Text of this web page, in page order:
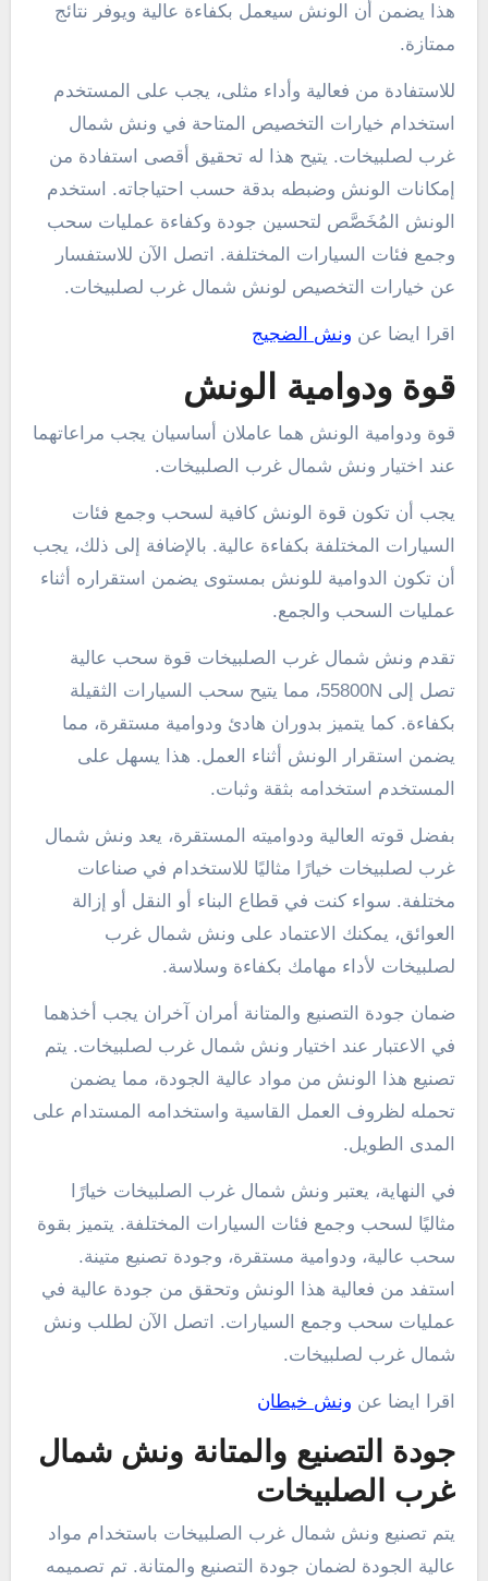
هذا يضمن أن الونش سيعمل بكفاءة عالية ويوفر نتائج
ممتازة.
للاستفادة من فعالية وأداء مثلى، يجب على المستخدم
استخدام خيارات التخصيص المتاحة في ونش شمال
غرب لصلبيخات. يتيح هذا له تحقيق أقصى استفادة من
إمكانات الونش وضبطه بدقة حسب احتياجاته. استخدم
الونش المُخَصَّص لتحسين جودة وكفاءة عمليات سحب
وجمع فئات السيارات المختلفة. اتصل الآن للاستفسار
عن خيارات التخصيص لونش شمال غرب لصلبيخات.
اقرا ايضا عن ونش الضجيج
قوة ودوامية الونش
قوة ودوامية الونش هما عاملان أساسيان يجب مراعاتهما
عند اختيار ونش شمال غرب الصلبيخات.
يجب أن تكون قوة الونش كافية لسحب وجمع فئات
السيارات المختلفة بكفاءة عالية. بالإضافة إلى ذلك، يجب
أن تكون الدوامية للونش بمستوى يضمن استقراره أثناء
عمليات السحب والجمع.
تقدم ونش شمال غرب الصلبيخات قوة سحب عالية
تصل إلى 55800N، مما يتيح سحب السيارات الثقيلة
بكفاءة. كما يتميز بدوران هادئ ودوامية مستقرة، مما
يضمن استقرار الونش أثناء العمل. هذا يسهل على
المستخدم استخدامه بثقة وثبات.
بفضل قوته العالية ودواميته المستقرة، يعد ونش شمال
غرب لصلبيخات خيارًا مثاليًا للاستخدام في صناعات
مختلفة. سواء كنت في قطاع البناء أو النقل أو إزالة
العوائق، يمكنك الاعتماد على ونش شمال غرب
لصلبيخات لأداء مهامك بكفاءة وسلاسة.
ضمان جودة التصنيع والمتانة أمران آخران يجب أخذهما
في الاعتبار عند اختيار ونش شمال غرب لصلبيخات. يتم
تصنيع هذا الونش من مواد عالية الجودة، مما يضمن
تحمله لظروف العمل القاسية واستخدامه المستدام على
المدى الطويل.
في النهاية، يعتبر ونش شمال غرب الصلبيخات خيارًا
مثاليًا لسحب وجمع فئات السيارات المختلفة. يتميز بقوة
سحب عالية، ودوامية مستقرة، وجودة تصنيع متينة.
استفد من فعالية هذا الونش وتحقق من جودة عالية في
عمليات سحب وجمع السيارات. اتصل الآن لطلب ونش
شمال غرب لصلبيخات.
اقرا ايضا عن ونش خيطان
جودة التصنيع والمتانة ونش شمال
غرب الصلبيخات
يتم تصنيع ونش شمال غرب الصلبيخات باستخدام مواد
عالية الجودة لضمان جودة التصنيع والمتانة. تم تصميمه